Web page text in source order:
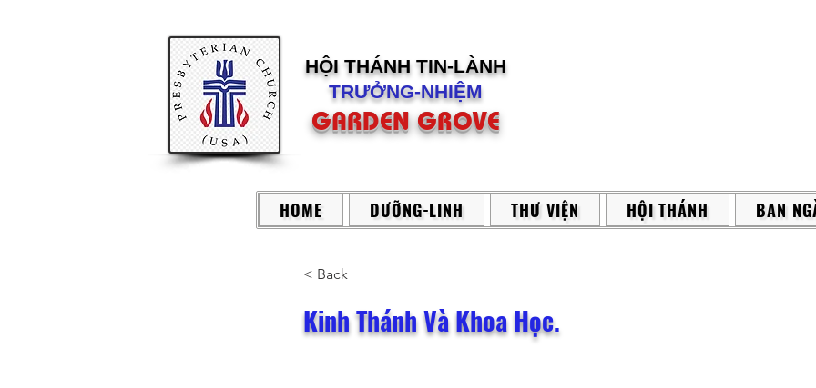
HỘI THÁNH TIN-LÀNH
TRƯỞNG-NHIỆM
GARDEN GROVE
HOME DƯỠNG-LINH THƯ VIỆN HỘI THÁNH BAN
< Back
Kinh Thánh Và Khoa Học.